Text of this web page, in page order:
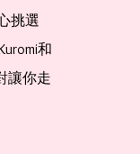
挑選
和
讓你走